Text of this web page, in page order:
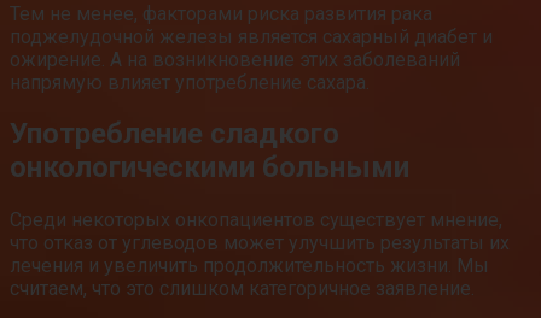
Тем не менее, факторами риска развития рака
поджелудочной железы является сахарный диабет и
ожирение. А на возникновение этих заболеваний
напрямую влияет употребление сахара.
Употребление сладкого
онкологическими больными
Среди некоторых онкопациентов существует мнение,
что отказ от углеводов может улучшить результаты их
лечения и увеличить продолжительность жизни. Мы
считаем, что это слишком категоричное заявление.